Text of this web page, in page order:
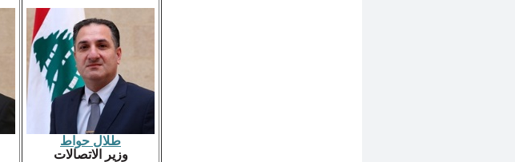
طلال حواط
وزير الاتصالات